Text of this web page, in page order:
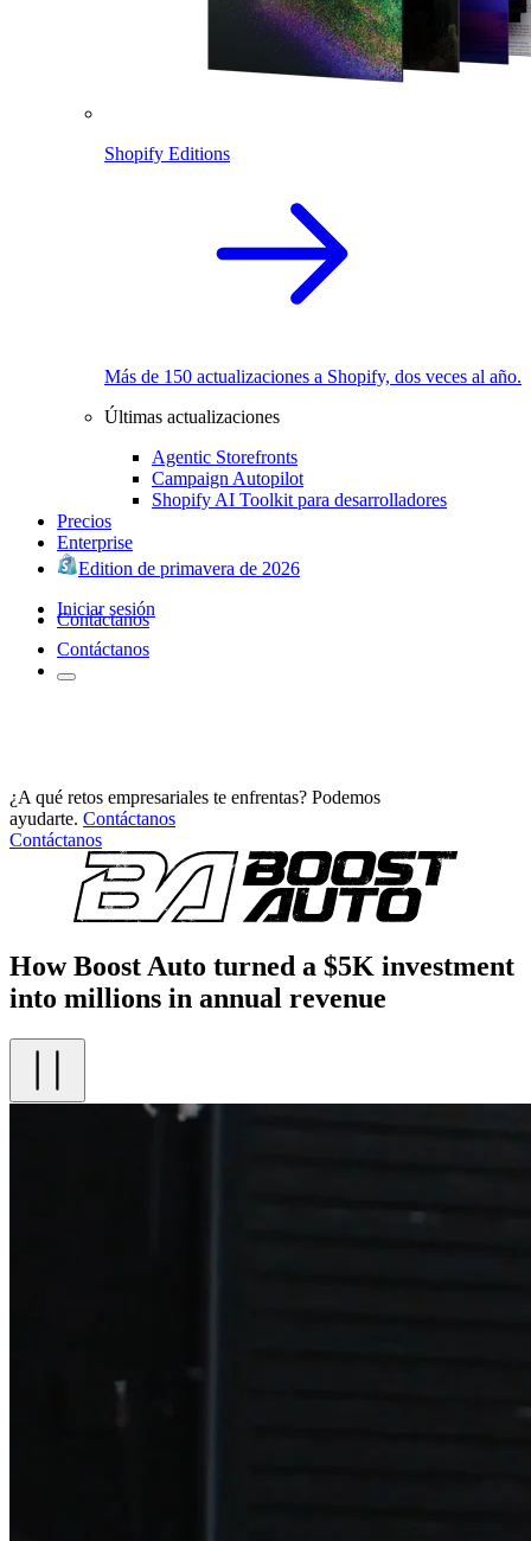
Shopify Editions
Más de 150 actualizaciones a Shopify, dos veces al año.
Últimas actualizaciones
Agentic Storefronts
Campaign Autopilot
Shopify AI Toolkit para desarrolladores
Precios
Enterprise
Edition de primavera de 2026
Iniciar sesión
Contáctanos
Contáctanos
¿A qué retos empresariales te enfrentas? Podemos
ayudarte. Contáctanos
Contáctanos
How Boost Auto turned a $5K investment
into millions in annual revenue